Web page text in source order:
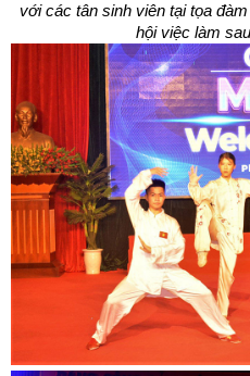
với các tân sinh viên tại tọa
hội việc làm